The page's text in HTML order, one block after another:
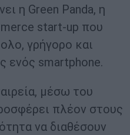
η Green Panda, η
start-up που
γρήγορο και
ενός smartphone.
μέσω του
πλέον στους
να διαθέσουν